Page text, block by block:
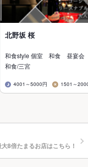
北野坂 桜
和食style 個室 和食 昼宴
和食/三宮
4001～5000円 1501～
8倍たまるお店はこちら！